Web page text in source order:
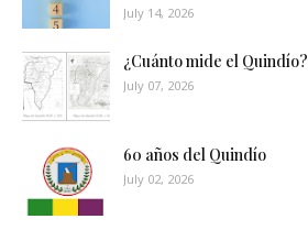
July 14, 2026
¿Cuánto mide el Quindío?
July 07, 2026
60 años del Quindío
July 02, 2026